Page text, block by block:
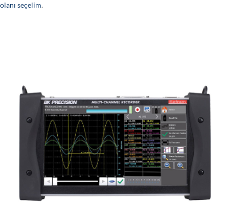
olanı seçelim.